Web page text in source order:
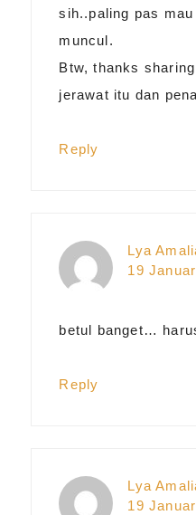
sih..paling pas
muncul.
Btw, thanks
jerawat itu dan
Reply
Lya
19
betul banget…
Reply
Lya
19